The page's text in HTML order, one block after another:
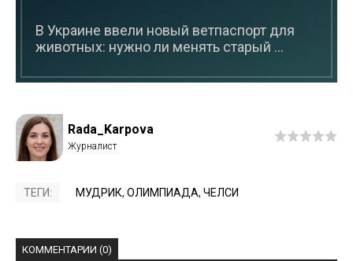
В Украине ввели новый ветпаспорт для
животных: нужно ли менять старый ...
Rada_Karpova
ТЕГИ: МУДРИК, ОЛИМПИАДА, ЧЕЛСИ
КОММЕНТАРИИ (0)